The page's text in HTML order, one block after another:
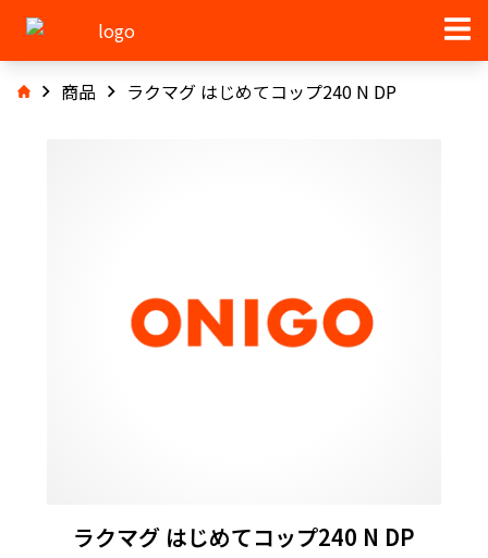
商品 ラクマグ はじめてコップ240 N DP
ラクマグ はじめてコップ240 N DP